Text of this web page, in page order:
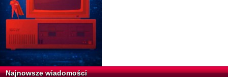
Najnowsze wiadomości